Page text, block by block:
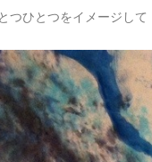
つひとつをイメージして